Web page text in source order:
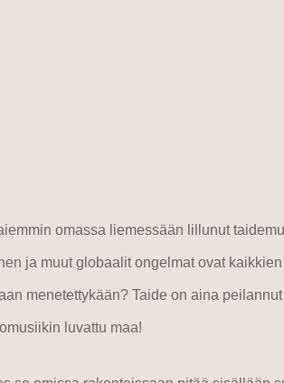
omassa liemessään lillunut
ja muut globaalit ongelmat ovat
menetettykään? Taide on aina
luvattu maa!